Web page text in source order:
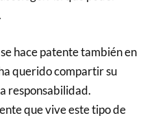
hace patente también en
querido compartir su
responsabilidad.
que vive este tipo de